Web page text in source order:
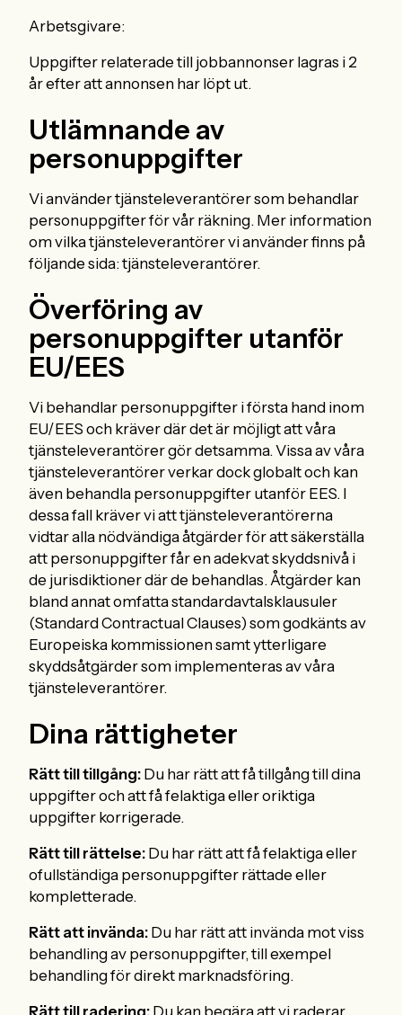
Arbetsgivare:
Uppgifter relaterade till jobbannonser lagras i 2
år efter att annonsen har löpt ut.
Utlämnande av
personuppgifter
Vi använder tjänsteleverantörer som behandlar
personuppgifter för vår räkning. Mer information
om vilka tjänsteleverantörer vi använder finns på
följande sida: tjänsteleverantörer.
Överföring av
personuppgifter utanför
EU/EES
Vi behandlar personuppgifter i första hand inom
EU/EES och kräver där det är möjligt att våra
tjänsteleverantörer gör detsamma. Vissa av våra
tjänsteleverantörer verkar dock globalt och kan
även behandla personuppgifter utanför EES. I
dessa fall kräver vi att tjänsteleverantörerna
vidtar alla nödvändiga åtgärder för att säkerställa
att personuppgifter får en adekvat skyddsnivå i
de jurisdiktioner där de behandlas. Åtgärder kan
bland annat omfatta standardavtalsklausuler
(Standard Contractual Clauses) som godkänts av
Europeiska kommissionen samt ytterligare
skyddsåtgärder som implementeras av våra
tjänsteleverantörer.
Dina rättigheter
Rätt till tillgång: Du har rätt att få tillgång till dina
uppgifter och att få felaktiga eller oriktiga
uppgifter korrigerade.
Rätt till rättelse: Du har rätt att få felaktiga eller
ofullständiga personuppgifter rättade eller
kompletterade.
Rätt att invända: Du har rätt att invända mot viss
behandling av personuppgifter, till exempel
behandling för direkt marknadsföring.
Rätt till radering: Du kan begära att vi raderar